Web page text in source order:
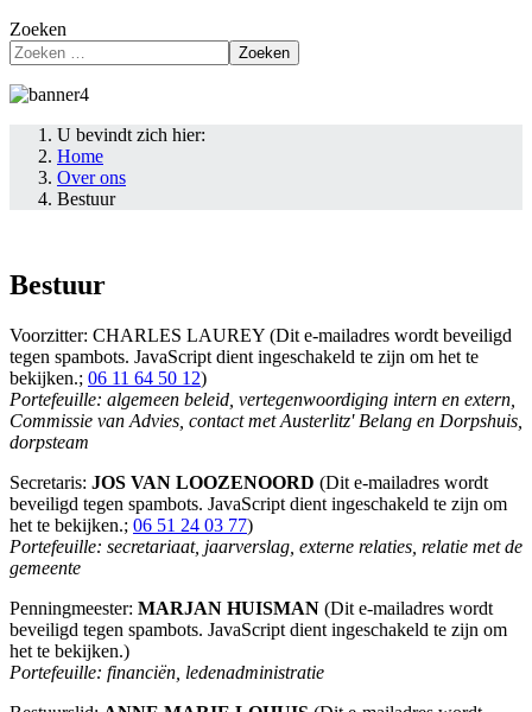
Zoeken
Zoeken
U bevindt zich hier:
Home
Over ons
Bestuur
Bestuur
Voorzitter: CHARLES LAUREY (Dit e-mailadres wordt beveiligd
tegen spambots. JavaScript dient ingeschakeld te zijn om het te
bekijken.; 06 11 64 50 12)
Portefeuille: algemeen beleid, vertegenwoordiging intern en extern,
Commissie van Advies, contact met Austerlitz' Belang en Dorpshuis,
dorpsteam
Secretaris: JOS VAN LOOZENOORD (Dit e-mailadres wordt
beveiligd tegen spambots. JavaScript dient ingeschakeld te zijn om
het te bekijken.; 06 51 24 03 77)
Portefeuille: secretariaat, jaarverslag, externe relaties, relatie met de
gemeente
Penningmeester: MARJAN HUISMAN (Dit e-mailadres wordt
beveiligd tegen spambots. JavaScript dient ingeschakeld te zijn om
het te bekijken.)
Portefeuille: financiën, ledenadministratie